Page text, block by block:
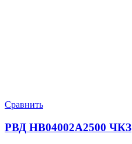
Сравнить
РВД HB04002A2500 ЧКЗ